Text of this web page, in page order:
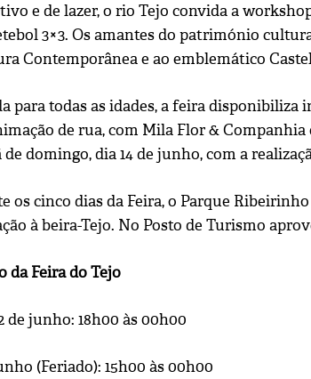
e de lazer, o rio Tejo convida a
3×3. Os amantes do património
Contemporânea e ao emblemático
para todas as idades, a feira
de rua, com Mila Flor &
domingo, dia 14 de junho, com a
os cinco dias da Feira, o Parque
à beira-Tejo. No Posto de Turismo
da Feira do Tejo
de junho: 18h00 às 00h00
(Feriado): 15h00 às 00h00